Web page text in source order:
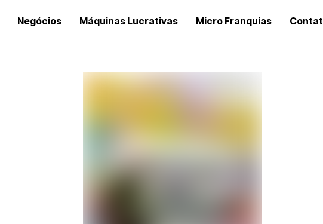
Negócios Máquinas Lucrativas Micro Franquias